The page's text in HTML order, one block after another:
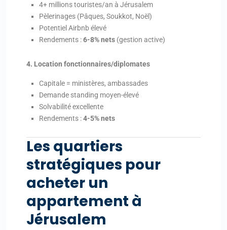
4+ millions touristes/an à Jérusalem
Pèlerinages (Pâques, Soukkot, Noël)
Potentiel Airbnb élevé
Rendements :6-8% nets (gestion active)
4. Location fonctionnaires/diplomates
Capitale = ministères, ambassades
Demande standing moyen-élevé
Solvabilité excellente
Rendements :4-5% nets
Les quartiers
stratégiques pour
acheter un
appartement à
Jérusalem